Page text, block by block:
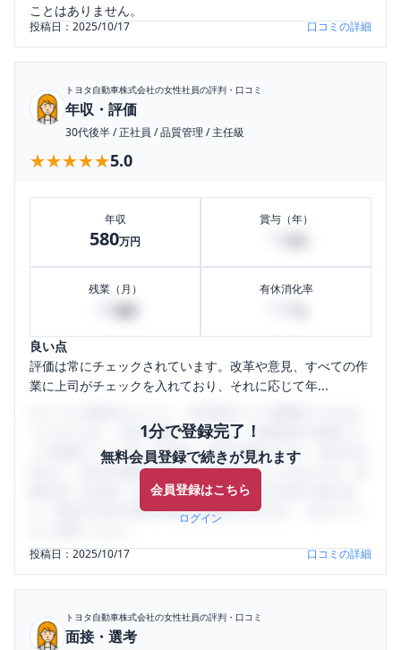
ことはありません。
投稿日：2025/10/17 口コミの詳細
トヨタ自動車株式会社の女性社員の評判・口コミ
年収・評価
30代後半/正社員 /品質管理 /主任級
★★★★★
★★★★★5.0
年収
580万円
賞与（年）
残業（月）
40
有休消化率
良い点
評価は常にチェックされています。改革や意見、すべての作
業に上司がチェックを入れており、それに応じて年...
1分で登録完了！
無料会員登録で続きが見れます
会員登録はこちら
ログイン
うになります。SHEHUB(シーハブ)は、女性限定の企業口コ
ミの投稿サイトです。給与面・女性の働きやすさ・会社の評
判など、女性の転職は気にすべき点がたくさんあります。先
輩社員（元社員）の口コミを通して、本当の会社の姿を知
り、将来の不安や現在の悩みを解消するために、ぜひサイト
投稿日：2025/10/17 口コミの詳細
トヨタ自動車株式会社の女性社員の評判・口コミ
面接・選考